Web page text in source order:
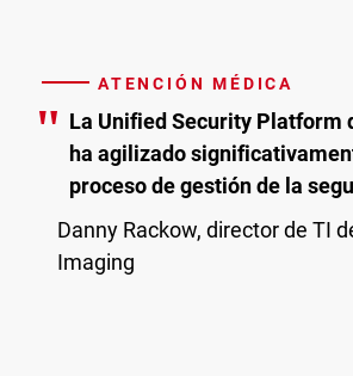
ATENCIÓN MÉDICA
" La Unified Security Platform
ha agilizado
proceso de gestión de la
Danny Rackow, director de TI
Imaging